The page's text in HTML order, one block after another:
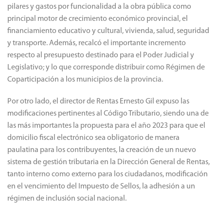
pilares y gastos por funcionalidad a la obra pública como
principal motor de crecimiento económico provincial, el
financiamiento educativo y cultural, vivienda, salud, seguridad
y transporte. Además, recalcó el importante incremento
respecto al presupuesto destinado para el Poder Judicial y
Legislativo; y lo que corresponde distribuir como Régimen de
Coparticipación a los municipios de la provincia.
Por otro lado, el director de Rentas Ernesto Gil expuso las
modificaciones pertinentes al Código Tributario, siendo una de
las más importantes la propuesta para el año 2023 para que el
domicilio fiscal electrónico sea obligatorio de manera
paulatina para los contribuyentes, la creación de un nuevo
sistema de gestión tributaria en la Dirección General de Rentas,
tanto interno como externo para los ciudadanos, modificación
en el vencimiento del Impuesto de Sellos, la adhesión a un
régimen de inclusión social nacional.